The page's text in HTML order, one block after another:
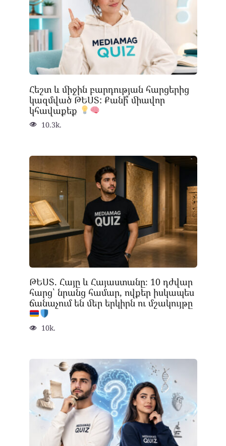
Հեշտ և միջին բարդության հարցերից
կազմված ԹԵՍՏ: Քանի՞ միավոր
կհավաքեք
10.3k.
ԹԵՍՏ. Հայը և Հայաստանը։ 10 դժվար
հարց՝ նրանց համար, ովքեր իսկապես
ճանաչում են մեր երկիրն ու մշակույթը
10k.